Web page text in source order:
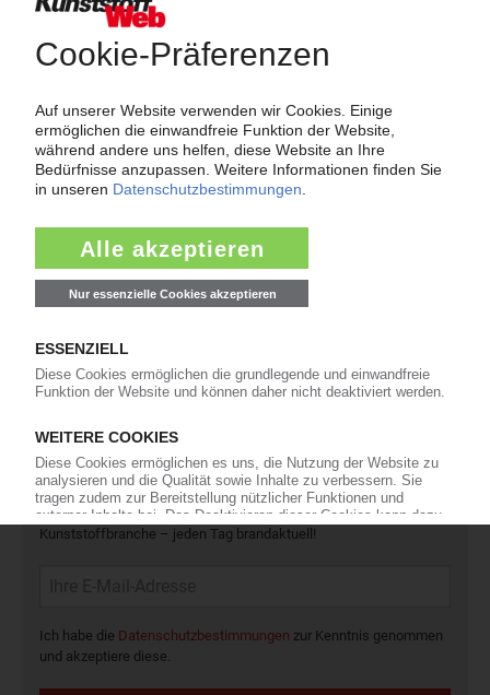
Force Majeure in der Kunststoffindustrie
Fragen und Antworten: Was Kunst­stoff­verarbeiter wissen müssen,
wenn der Lieferant nicht mehr liefert – Informationen zum
Themenkomplex Force Majeure, Corona und Kunststoff-
Jetzt lesen
Die wichtigsten Nachrichten und Neuigkeiten aus der
Kunststoffbranche – jeden Tag brandaktuell!
Ich habe die Datenschutzbestimmungen zur Kenntnis genommen
und akzeptiere diese.